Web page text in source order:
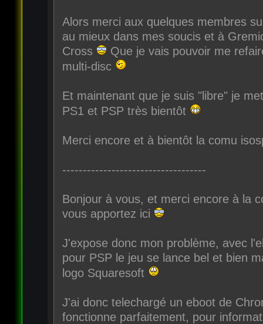
Alors merci aux quelques membres
au mieux dans mes soucis et à
Cross
Que je vais pouvoir me
multi-disc
Et maintenant que je suis "libre" je
PS1 et PSP très bientôt
Merci encore et à bientôt la comu
-----------------------------------
Bonjour à vous, et merci encore à la
vous apportez ici
J'expose donc mon problème, avec
pour PSP le jeu se lance bel et bien
logo Squaresoft
J'ai donc telechargé un eboot de
fonctionne parfaitement, pour